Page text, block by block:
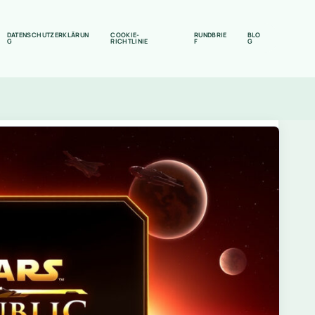
DATENSCHUTZERKLÄRUN
G
COOKIE-
RICHTLINIE
RUNDBRIE
F
BLO
G